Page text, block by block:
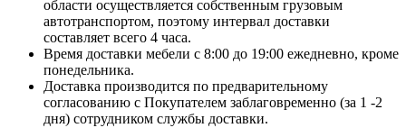
области осуществляется собственным грузовым
автотранспортом, поэтому интервал доставки
составляет всего 4 часа.
Время доставки мебели с 8:00 до 19:00 ежедневно, кроме
понедельника.
Доставка производится по предварительному
согласованию с Покупателем заблаговременно (за 1 -2
дня) сотрудником службы доставки.